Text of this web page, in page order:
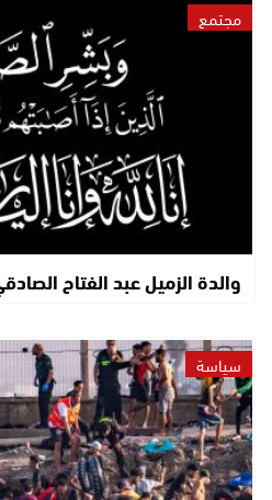
مجتمع
والدة الزميل عبد الفتاح
سياسة